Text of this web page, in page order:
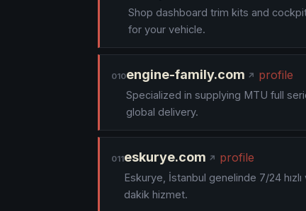
Shop dashboard trim kits and
for your vehicle.
010engine-family.com profile
Specialized in supplying MTU full
global delivery.
011eskurye.com profile
Eskurye, İstanbul genelinde 7/24
dakik hizmet.